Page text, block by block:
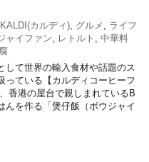
KALDI(カルディ) グルメ
ライフ
ャイファン レトルト
中華料
して世界の輸入食材や話題のス
っている【カルディコーヒーフ
香港の屋台で親しまれているB
んを作る「煲仔飯（ボウジャイ